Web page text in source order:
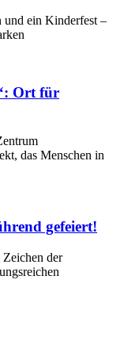
und ein Kinderfest –
Ort für
das Menschen in
gefeiert!
der